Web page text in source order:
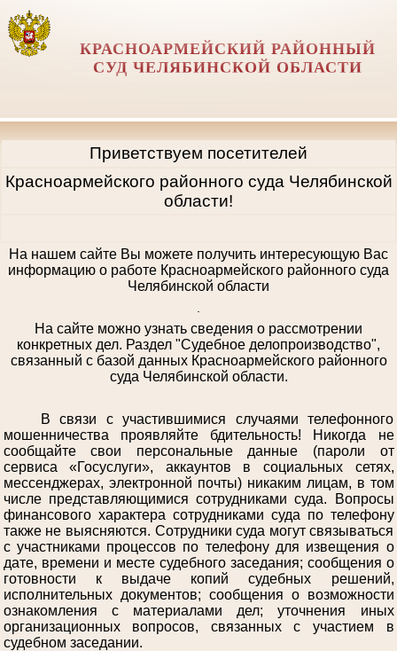
КРАСНОАРМЕЙСКИЙ РАЙОННЫЙ
СУД ЧЕЛЯБИНСКОЙ ОБЛАСТИ
Приветствуем посетителей
Красноармейского районного суда Челябинской
области!
На нашем сайте Вы можете получить интересующую Вас
информацию о работе Красноармейского районного суда
Челябинской области
На сайте можно узнать сведения о рассмотрении
конкретных дел. Раздел "Судебное делопроизводство",
связанный с базой данных Красноармейского районного
суда Челябинской области.
В связи с участившимися случаями телефонного
мошенничества проявляйте бдительность! Никогда не
сообщайте свои персональные данные (пароли от
сервиса «Госуслуги», аккаунтов в социальных сетях,
мессенджерах, электронной почты) никаким лицам, в том
числе представляющимися сотрудниками суда. Вопросы
финансового характера сотрудниками суда по телефону
также не выясняются. Сотрудники суда могут связываться
с участниками процессов по телефону для извещения о
дате, времени и месте судебного заседания; сообщения о
готовности к выдаче копий судебных решений,
исполнительных документов; сообщения о возможности
ознакомления с материалами дел; уточнения иных
организационных вопросов, связанных с участием в
судебном заседании.